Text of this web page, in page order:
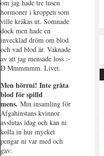
om jag hade tre tusen
hormoner i kroppen som
ville kräkas ut. Somnade
dock men hade en
invecklad dröm om blod
och vad blod är. Vaknade
av att jag mensade loss :-
D Mmmmmm. Livet.
Men hörrni! Inte gråta
blod för spilld
mens.Min insamling för
Afgahinstans kvinnor
avslutas idag och kan ni
kolla in hur mycket
pengar ni var med och
gav: